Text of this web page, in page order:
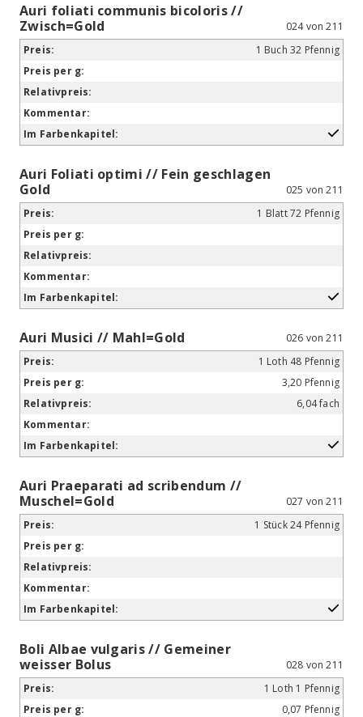
Auri foliati communis bicoloris //
Zwisch=Gold
024 von 211
1 Buch 32 Pfennig
Auri Foliati optimi // Fein geschlagen
Gold
025 von 211
1 Blatt 72 Pfennig
Auri Musici // Mahl=Gold
026 von 211
1 Loth 48 Pfennig
3,20 Pfennig
6,04 fach
Auri Praeparati ad scribendum //
Muschel=Gold
027 von 211
1 Stück 24 Pfennig
Boli Albae vulgaris // Gemeiner
weisser Bolus
028 von 211
1 Loth 1 Pfennig
0,07 Pfennig